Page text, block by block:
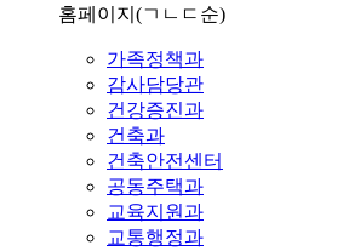
홈페이지 (ㄱㄴㄷ순)
가족정책과
감사담당관
건강증진과
건축과
건축안전센터
공동주택과
교육지원과
교통행정과